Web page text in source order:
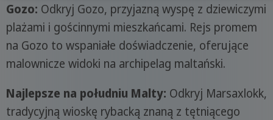
Gozo: Odkryj Gozo, przyjazną wyspę z dziewiczymi
plażami i gościnnymi mieszkańcami. Rejs promem
na Gozo to wspaniałe doświadczenie, oferujące
malownicze widoki na archipelag maltański.
Najlepsze na południu Malty: Odkryj Marsaxlokk,
tradycyjną wioskę rybacką znaną z tętniącego